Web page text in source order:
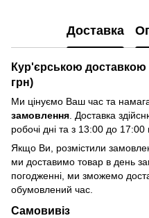
Доставка
Кур'єрською доставкою
грн)
Ми цінуємо Ваш час та
замовлення . Доставка
робочі дні та з 13:00 до
Якщо Ви, розмістили
ми доставимо товар в день
погодженні, ми зможемо
обумовлений час.
Самовивіз